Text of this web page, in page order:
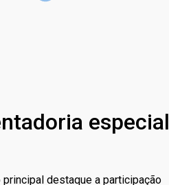
especial
principal destaque a participação